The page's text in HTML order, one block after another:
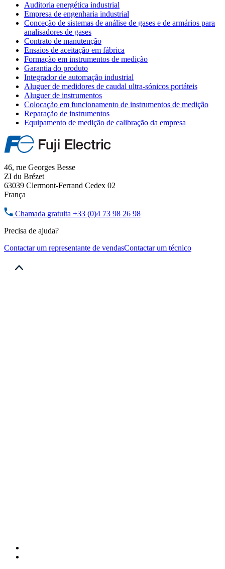
Auditoria energética industrial
Empresa de engenharia industrial
Conceção de sistemas de análise de gases e de armários para
analisadores de gases
Contrato de manutenção
Ensaios de aceitação em fábrica
Formação em instrumentos de medição
Garantia do produto
Integrador de automação industrial
Aluguer de medidores de caudal ultra-sónicos portáteis
Aluguer de instrumentos
Colocação em funcionamento de instrumentos de medição
Reparação de instrumentos
Equipamento de medição de calibração da empresa
46, rue Georges Besse
ZI du Brézet
63039 Clermont-Ferrand Cedex 02
França
Chamada gratuita +33 (0)4 73 98 26 98
Precisa de ajuda?
Contactar um representante de vendasContactar um técnico